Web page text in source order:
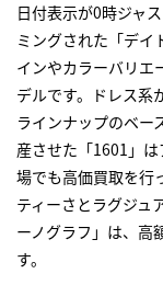
日付表示が0時ジャ
ミングされた「デイ
インやカラーバリエ
デルです。ドレス系
ラインナップのベー
産させた「1601」
場でも高価買取を行
ティーさとラグジュ
ーノグラフ」は、高
す。